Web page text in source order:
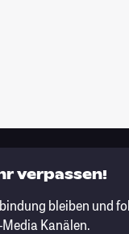
verpassen!
bleiben und
Kanälen.